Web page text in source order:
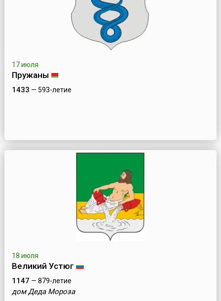
17 июля
Пружаны
1433 — 593-летие
18 июля
Великий Устюг
1147 — 879-летие
дом Деда Мороза